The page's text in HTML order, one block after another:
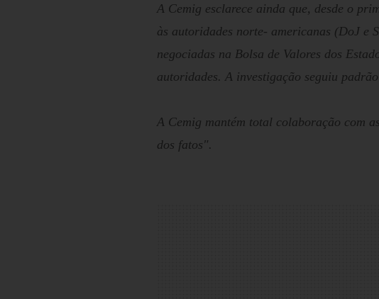
A Cemig esclarece ainda que, desde o
às autoridades norte- americanas (DoJ e
negociadas na Bolsa de Valores dos
autoridades. A investigação seguiu
A Cemig mantém total colaboração com
dos fatos".